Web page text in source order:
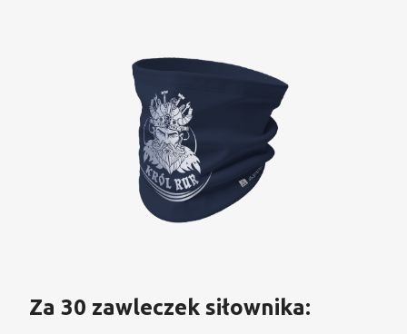
Za 30 zawleczek siłownika: